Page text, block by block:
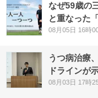
なぜ59歳の
と重なった
08月05日 16時
うつ病治療
ドラインが
08月03日 17時